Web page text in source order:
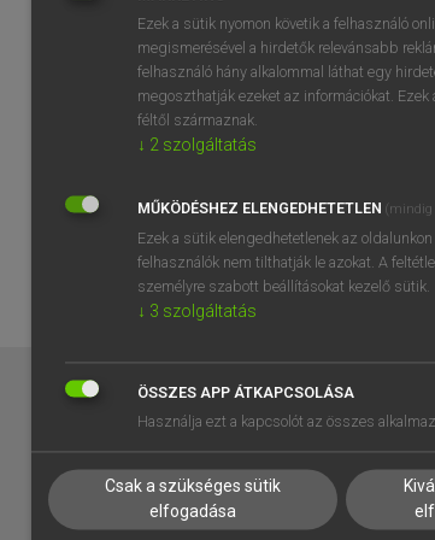
BELÉPÉS
EGYÉNI FELHASZNÁLÓKNAK
TANULÓKNAK
VÁLLALATI MEGOLDÁSOK
SÚGÓ
RÓLUNK
SÜTI
Ezek a sütik nyomon követik a felhasználó
megismerésével a hirdetők relevánsabb
felhasználó hány alkalommal láthat egy
megoszthatják ezeket az információkat.
féltől származnak.
↓ 2 szolgáltatás
MŰKÖDÉSHEZ ELENGEDHETETLEN (mindig
Ezek a sütik elengedhetetlenek az
felhasználók nem tilthatják le azokat. A
személyre szabott beállításokat kezelő sütik.
↓ 3 szolgáltatás
ÖSSZES APP ÁTKAPCSOLÁSA
Használja ezt a kapcsolót az összes
Csak a szükséges sütik
elfogadása